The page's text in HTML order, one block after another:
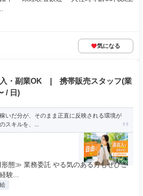
気になる
入・副業OK | 携帯販売スタッフ(業
/ 日)
いだ分が、そのまま正直に反映される環境が
スキルを、...
態≫ 業務委託 やる気のある方もぜひご
験...